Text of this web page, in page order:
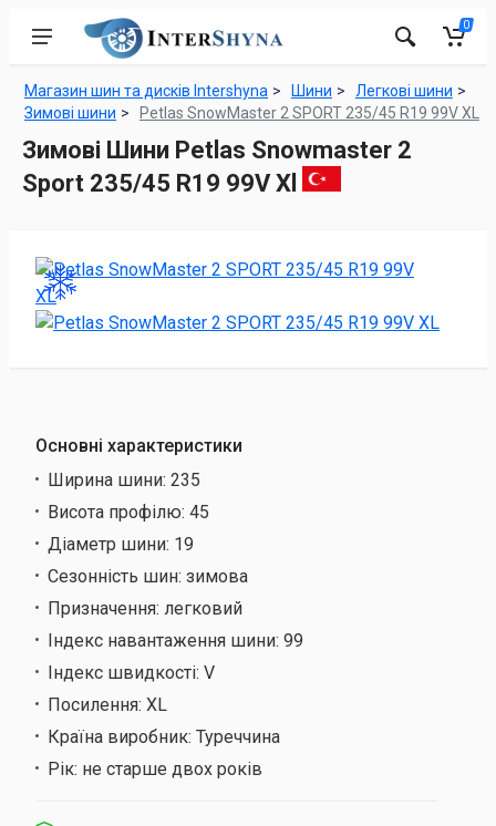
0
Магазин шин та дисків Intershyna Шини
Легкові шини
Зимові шини
Petlas SnowMaster 2 SPORT 235/45 R19 99V XL
Зимові Шини Petlas Snowmaster 2
Sport 235/45 R19 99V Xl
Основні характеристики
Ширина шини: 235
Висота профілю: 45
Діаметр шини: 19
Сезонність шин: зимова
Призначення: легковий
Індекс навантаження шини: 99
Індекс швидкості: V
Посилення: XL
Країна виробник: Туреччина
Рік: не старше двох років